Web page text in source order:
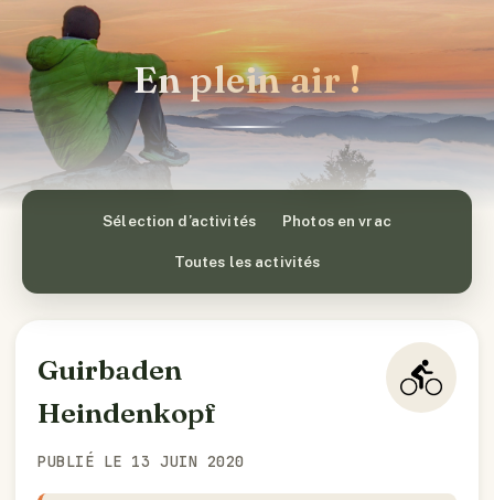
En plein air !
Sélection d’activités Photos en vrac
Toutes les activités
Guirbaden
Heindenkopf
PUBLIÉ LE 13 JUIN 2020